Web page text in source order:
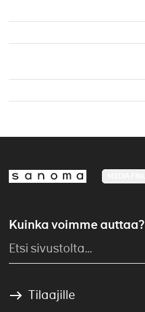
Kuinka voimme auttaa?
Tilaajille